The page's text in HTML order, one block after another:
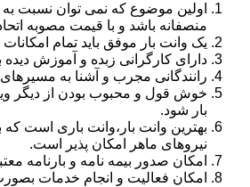
اولین موضوع که نمی توان نسبت به
منصفانه باشد و با قیمت مصوبه
یک وانت بار موفق باید تمام
دارای کارگرانی زبده و آموزش دیده
رانندگانی مجرب و آشنا به
خوش قول و محبوب بودن از دیگر
بار شود.
بهترین وانت بار،وانت باری است که
نیروهای ماهر امکان پذیر است.
امکان صدور بیمه نامه و بارنامه
امکان فعالیت و انجام خدمات بصورت 24 ساعته حتی در ایام